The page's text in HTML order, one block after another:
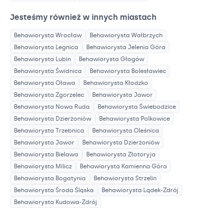
Jesteśmy również w innych miastach
Behawiorysta Wrocław Behawiorysta Wałbrzych
Behawiorysta Legnica Behawiorysta Jelenia Góra
Behawiorysta Lubin Behawiorysta Głogów
Behawiorysta Świdnica Behawiorysta Bolesławiec
Behawiorysta Oława Behawiorysta Kłodzko
Behawiorysta Zgorzelec Behawiorysta Jawor
Behawiorysta Nowa Ruda Behawiorysta Świebodzice
Behawiorysta Dzierżoniów Behawiorysta Polkowice
Behawiorysta Trzebnica Behawiorysta Oleśnica
Behawiorysta Jawor Behawiorysta Dzierżoniów
Behawiorysta Bielawa Behawiorysta Złotoryja
Behawiorysta Milicz Behawiorysta Kamienna Góra
Behawiorysta Bogatynia Behawiorysta Strzelin
Behawiorysta Środa Śląska Behawiorysta Lądek-Zdrój
Behawiorysta Kudowa-Zdrój